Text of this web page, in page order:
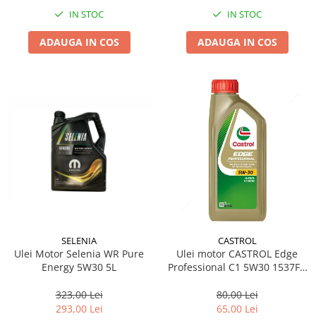
IN STOC
ADAUGA IN COS
IN STOC
ADAUGA IN COS
SELENIA
Ulei Motor Selenia WR Pure
Energy 5W30 5L
323,00 Lei
293,00 Lei
CASTROL
Ulei motor CASTROL Edge
Professional C1 5W30 1537FB
80,00 Lei
65,00 Lei